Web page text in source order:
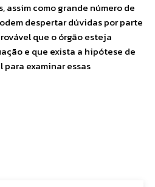
assim como grande número de
despertar dúvidas por parte
que o órgão esteja
e que exista a hipótese de
examinar essas